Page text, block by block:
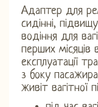
Адаптер для
сидінні,
водіння для
перших місяців
експлуатації
з боку
живіт вагітної